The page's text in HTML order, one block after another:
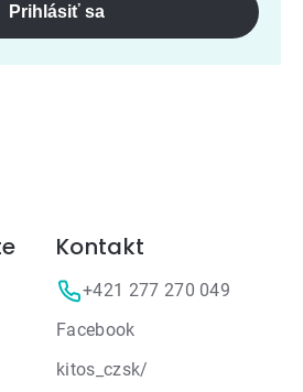
Prihlásiť sa
Kontakt
+421 277 270 049
Facebook
kitos_czsk/